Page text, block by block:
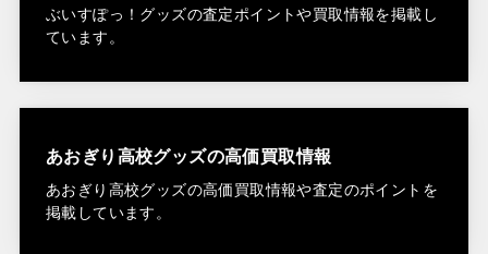
ぶいすぽっ！グッズの査定ポイントや買取情報を掲載し
ています。
あおぎり高校グッズの高価買取情報
あおぎり高校グッズの高価買取情報や査定のポイントを
掲載しています。